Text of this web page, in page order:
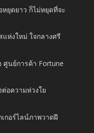
หยุดยาว ก็ไม่หยุดที่จะ
ห่งใหม่ ใจกลางศรี
ศูนย์การค้า Fortune
อความห่วงใย
กอร์ไลน์ภาพวาดฝี